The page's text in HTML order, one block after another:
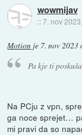
wowmijav
::7. nov
Motion je 7. nov 2023
Pa kje ti
Na PCju z vpn,
ga noce sprejet…
mi pravi da so